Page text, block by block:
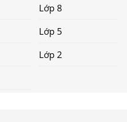
Lớp 8
Lớp 5
Lớp 2